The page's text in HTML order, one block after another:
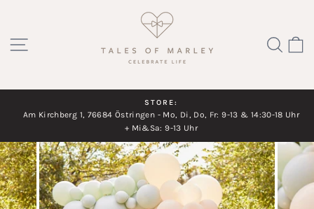
Inhalt
SEITENNAVIGATION
Diashow
STORE:
Am Kirchberg 1, 76684 Östringen - Mo, Di, Do, Fr: 9-13 & 14:30-18 Uhr
+ Mi&Sa: 9-13 Uhr